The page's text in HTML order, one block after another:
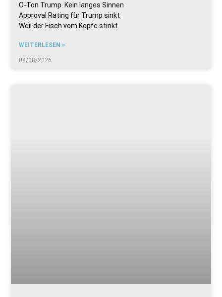
O-Ton Trump. Kein langes Sinnen
Approval Rating für Trump sinkt
Weil der Fisch vom Kopfe stinkt
WEITERLESEN »
08/08/2026